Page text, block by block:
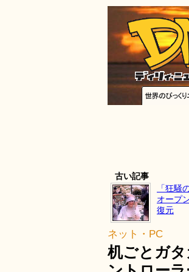
古い記事
「狂騒
オープ
復元
ネット・PC
机ごとガ